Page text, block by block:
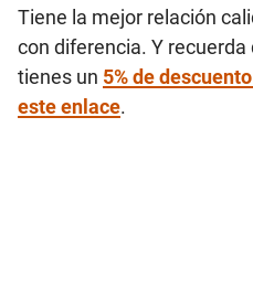
Tiene la mejor relación
con diferencia. Y
tienes un 5% de
este enlace.